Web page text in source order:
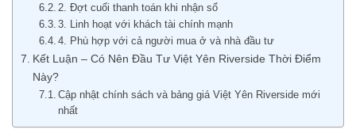
2. Đợt cuối thanh toán khi nhận sổ
3. Linh hoạt với khách tài chính mạnh
4. Phù hợp với cả người mua ở và nhà đầu tư
Kết Luận – Có Nên Đầu Tư Việt Yên Riverside Thời Điểm
Này?
Cập nhật chính sách và bảng giá Việt Yên Riverside mới
nhất